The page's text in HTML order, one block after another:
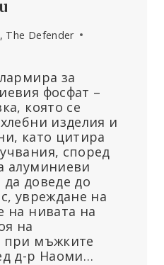
The Defender
за
фосфат –
която се
изделия и
като цитира
според
алуминиеви
доведе до
увреждане на
на нивата на
на
при мъжките
д-р Наоми…